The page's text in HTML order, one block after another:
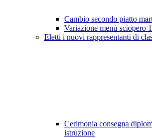
Cambio secondo piatto
Variazione menù sciopero
Eletti i nuovi rappresentanti di
Cerimonia consegna
istruzione